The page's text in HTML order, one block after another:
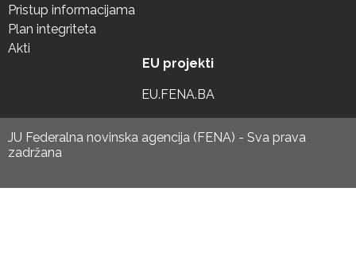
Pristup informacijama
Plan integriteta
Akti
EU projekti
EU.FENA.BA
JU Federalna novinska agencija (FENA) - Sva prava
zadržana